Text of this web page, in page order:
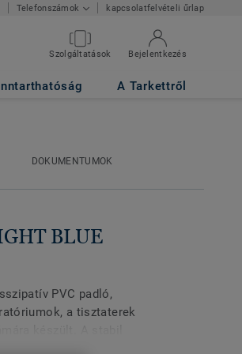
Telefonszámok kapcsolatfelvételi űrlap
Szolgáltatások Bejelentkezés
A Tarkettről
DOKUMENTUMOK
BLUE
PVC padló,
a tisztaterek